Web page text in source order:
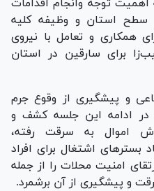
اهمیت توجه وانجام اقدامات
استان و وظیفه کلیه
همکاری و تعامل با نیروی
برای سارقین در استان
و پیشگیری از وقوع جرم
در ادامه این جلسه کشف و
اموال به سرقت رفته،
بستر‌های اشتغال برای افراد
امنیت محلات را از جمله
و پیشگیری از آن برشمرد.